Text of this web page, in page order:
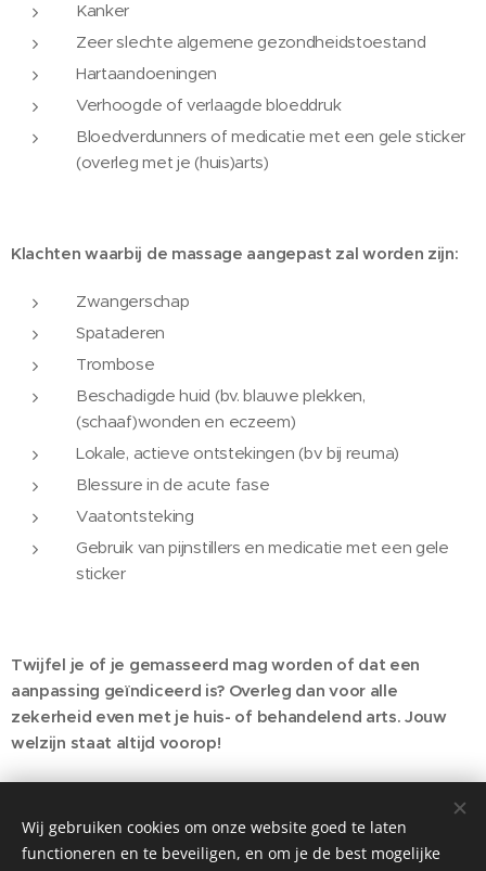
Kanker
Zeer slechte algemene gezondheidstoestand
Hartaandoeningen
Verhoogde of verlaagde bloeddruk
Bloedverdunners of medicatie met een gele sticker
(overleg met je (huis)arts)
Klachten waarbij de massage aangepast zal worden zijn:
Zwangerschap
Spataderen
Trombose
Beschadigde huid (bv. blauwe plekken,
(schaaf)wonden en eczeem)
Lokale, actieve ontstekingen (bv bij reuma)
Blessure in de acute fase
Vaatontsteking
Gebruik van pijnstillers en medicatie met een gele
sticker
Twijfel je of je gemasseerd mag worden of dat een
aanpassing geïndiceerd is? Overleg dan voor alle
zekerheid even met je huis- of behandelend arts. Jouw
welzijn staat altijd voorop!
Wij gebruiken cookies om onze website goed te laten
functioneren en te beveiligen, en om je de best mogelijke